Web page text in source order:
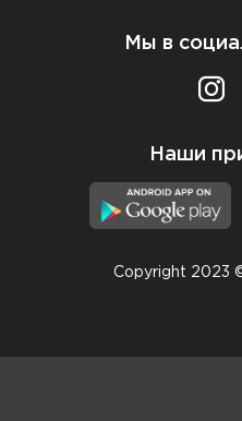
Мы в
Наши
Copyright 2023